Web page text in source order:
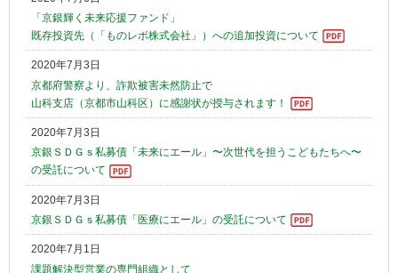
「京銀輝く未来応援ファンド」
既存投資先（「ものレボ株式会社」）への追加投資について
2020年7月3日
京都府警察より、詐欺被害未然防止で
山科支店（京都市山科区）に感謝状が授与されます！
2020年7月3日
京銀ＳＤＧｓ私募債「未来にエール」〜次世代を担うこどもたちへ〜
の受託について
2020年7月3日
京銀ＳＤＧｓ私募債「医療にエール」の受託について
2020年7月1日
課題解決型営業の専門組織として